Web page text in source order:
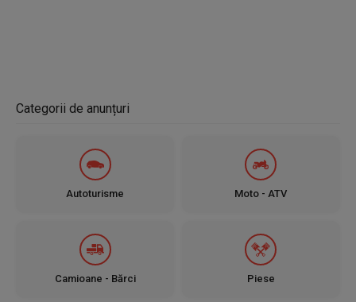
Categorii de anunțuri
Autoturisme Moto - ATV
Camioane - Bărci Piese